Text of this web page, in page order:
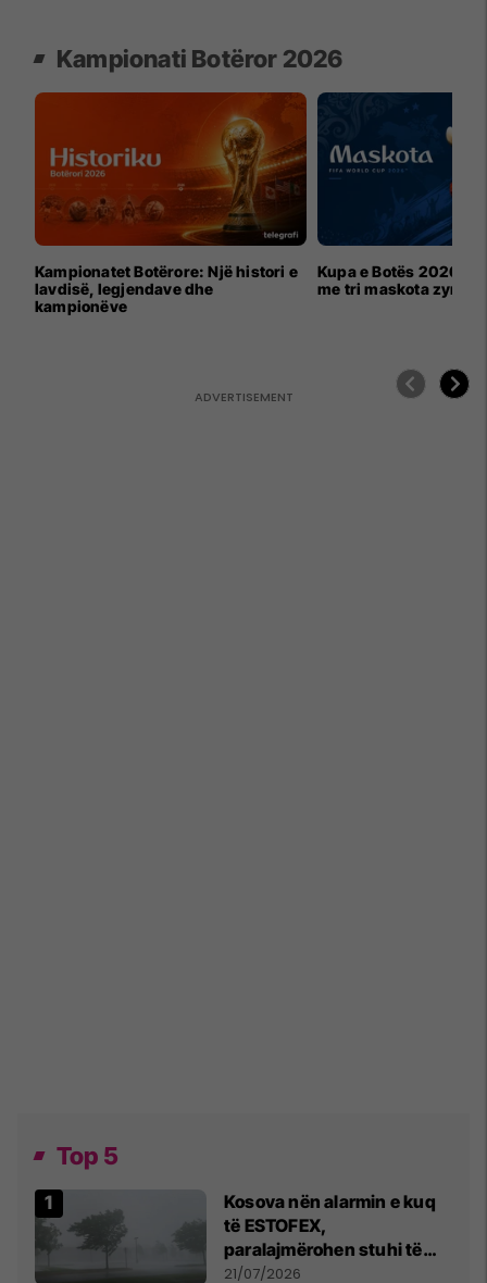
Kampionati Botëror 2026
Kampionatet Botërore: Një histori e
lavdisë, legjendave dhe
kampionëve
Kupa e Botës 2026
me tri maskota zyrtare
Top 5
Kosova nën alarmin e kuq
të ESTOFEX,
paralajmërohen stuhi të
fuqishme me breshër dhe
21/07/2026